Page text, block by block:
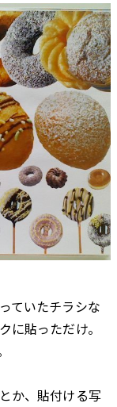
ていたチラシな
に貼っただけ。
か、貼付ける写